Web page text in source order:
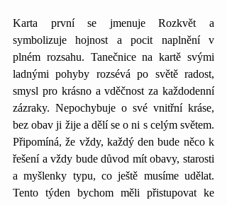
Karta první se jmenuje Rozkvět a
symbolizuje hojnost a pocit naplnění v
plném rozsahu. Tanečnice na kartě svými
ladnými pohyby rozsévá po světě radost,
smysl pro krásno a vděčnost za každodenní
zázraky. Nepochybuje o své vnitřní kráse,
bez obav ji žije a dělí se o ni s celým světem.
Připomíná, že vždy, každý den bude něco k
řešení a vždy bude důvod mít obavy, starosti
a myšlenky typu, co ještě musíme udělat.
Tento týden bychom měli přistupovat ke